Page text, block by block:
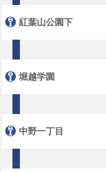
紅葉山公園下
堀越学園
中野一丁目